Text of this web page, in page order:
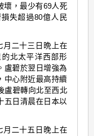
壞，最少有69人死
失超過80億人民
月二十三日晩上在
北太平洋西部形
盧碧於翌日增強為
中心附近最高持續
盧碧轉向北至西北
五日清晨在日本以
月二十五日晚上在